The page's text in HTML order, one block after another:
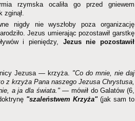
rzymska ocaliła go przed gniewem
zginął.
nigdy nie wyszłoby poza organizację
Jezus umierając pozostawił garstkę
i pieniędzy, Jezus nie pozostawił
Jezusa — krzyża. "Co do mnie, nie daj
z krzyża Pana naszego Jezusa Chrystusa,
a ja dla świata."— mówił do Galatów (6,
"szaleństwem Krzyża"(jak sam to